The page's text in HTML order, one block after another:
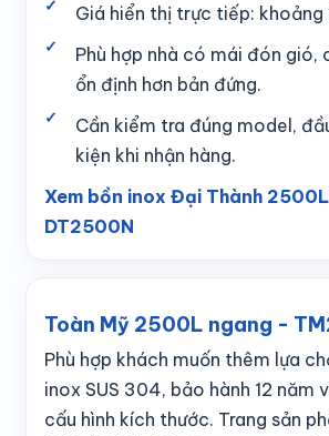
Giá hiển thị trực tiếp:
Phù hợp nhà có mái đón gió,
ổn định hơn bản đứng.
Cần kiểm tra đúng model,
kiện khi nhận hàng.
Xem bồn inox Đại Thành
DT2500N
Toàn Mỹ 2500L ngang -
Phù hợp khách muốn thêm lựa
inox SUS 304, bảo hành 12 năm
cấu hình kích thước. Trang sản